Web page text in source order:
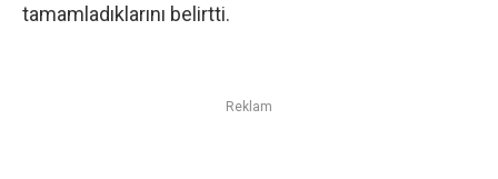
tamamladıklarını belirtti.
Reklam